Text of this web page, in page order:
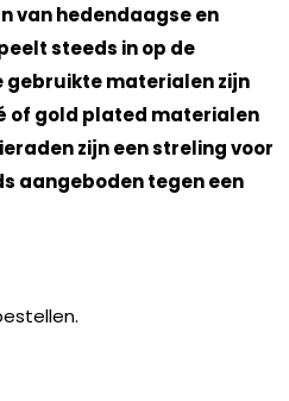
van hedendaagse en
steeds in op de
gebruikte materialen zijn
of gold plated materialen
zijn een streling voor
aangeboden tegen een